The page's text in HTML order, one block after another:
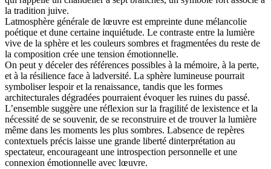
la tradition juive.
Latmosphère générale de lœuvre est empreinte dune mélancolie
poétique et dune certaine inquiétude. Le contraste entre la lumière
vive de la sphère et les couleurs sombres et fragmentées du reste de
la composition crée une tension émotionnelle.
On peut y déceler des références possibles à la mémoire, à la perte,
et à la résilience face à ladversité. La sphère lumineuse pourrait
symboliser lespoir et la renaissance, tandis que les formes
architecturales dégradées pourraient évoquer les ruines du passé.
L’ensemble suggère une réflexion sur la fragilité de lexistence et la
nécessité de se souvenir, de se reconstruire et de trouver la lumière
même dans les moments les plus sombres. Labsence de repères
contextuels précis laisse une grande liberté dinterprétation au
spectateur, encourageant une introspection personnelle et une
connexion émotionnelle avec lœuvre.